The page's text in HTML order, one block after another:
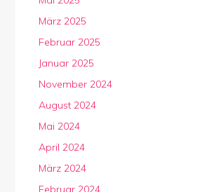
März 2025
Februar 2025
Januar 2025
November 2024
August 2024
Mai 2024
April 2024
März 2024
Februar 2024